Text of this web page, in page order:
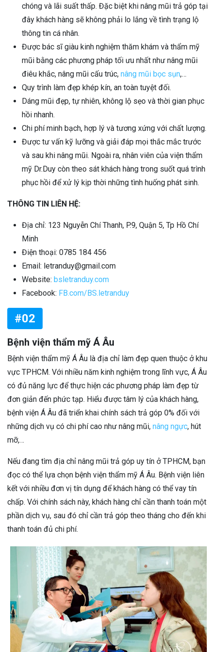
chóng và lãi suất thấp. Đặc biệt khi nâng mũi trả góp tại
đây khách hàng sẽ không phải lo lắng về tình trạng lộ
thông tin cá nhân.
Được bác sĩ giàu kinh nghiệm thăm khám và thẩm mỹ
mũi bằng các phương pháp tối ưu nhất như nâng mũi
điêu khắc, nâng mũi cấu trúc, nâng mũi bọc sụn,…
Quy trình làm đẹp khép kín, an toàn tuyệt đối.
Dáng mũi đẹp, tự nhiên, không lộ sẹo và thời gian phục
hồi nhanh.
Chi phí minh bạch, hợp lý và tương xứng với chất lượng.
Được tư vấn kỹ lưỡng và giải đáp mọi thắc mắc trước
và sau khi nâng mũi. Ngoài ra, nhân viên của viện thẩm
mỹ Dr.Duy còn theo sát khách hàng trong suốt quá trình
phục hồi để xử lý kịp thời những tình huống phát sinh.
THÔNG TIN LIÊN HỆ:
Địa chỉ: 123 Nguyễn Chí Thanh, P.9, Quận 5, Tp Hồ Chí
Minh
Điện thoại: 0785 184 456
Email: letranduy@gmail.com
Website: bsletranduy.com
Facebook: FB.com/BS.letranduy
#02
Bệnh viện thẩm mỹ Á Âu
Bệnh viện thẩm mỹ Á Âu là địa chỉ làm đẹp quen thuộc ở khu
vực TPHCM. Với nhiều năm kinh nghiệm trong lĩnh vực, Á Âu
có đủ năng lực để thực hiện các phương pháp làm đẹp từ
đơn giản đến phức tạp. Hiểu được tâm lý của khách hàng,
bệnh viện Á Âu đã triển khai chính sách trả góp 0% đối với
những dịch vụ có chi phí cao như nâng mũi, nâng ngực, hút
mỡ,…
Nếu đang tìm địa chỉ nâng mũi trả góp uy tín ở TPHCM, bạn
đọc có thể lựa chọn bệnh viện thẩm mỹ Á Âu. Bệnh viện liên
kết với nhiều đơn vị tín dụng để khách hàng có thể vay tín
chấp. Với chính sách này, khách hàng chỉ cần thanh toán một
phần dịch vụ, sau đó chỉ cần trả góp theo tháng cho đến khi
thanh toán đủ chi phí.